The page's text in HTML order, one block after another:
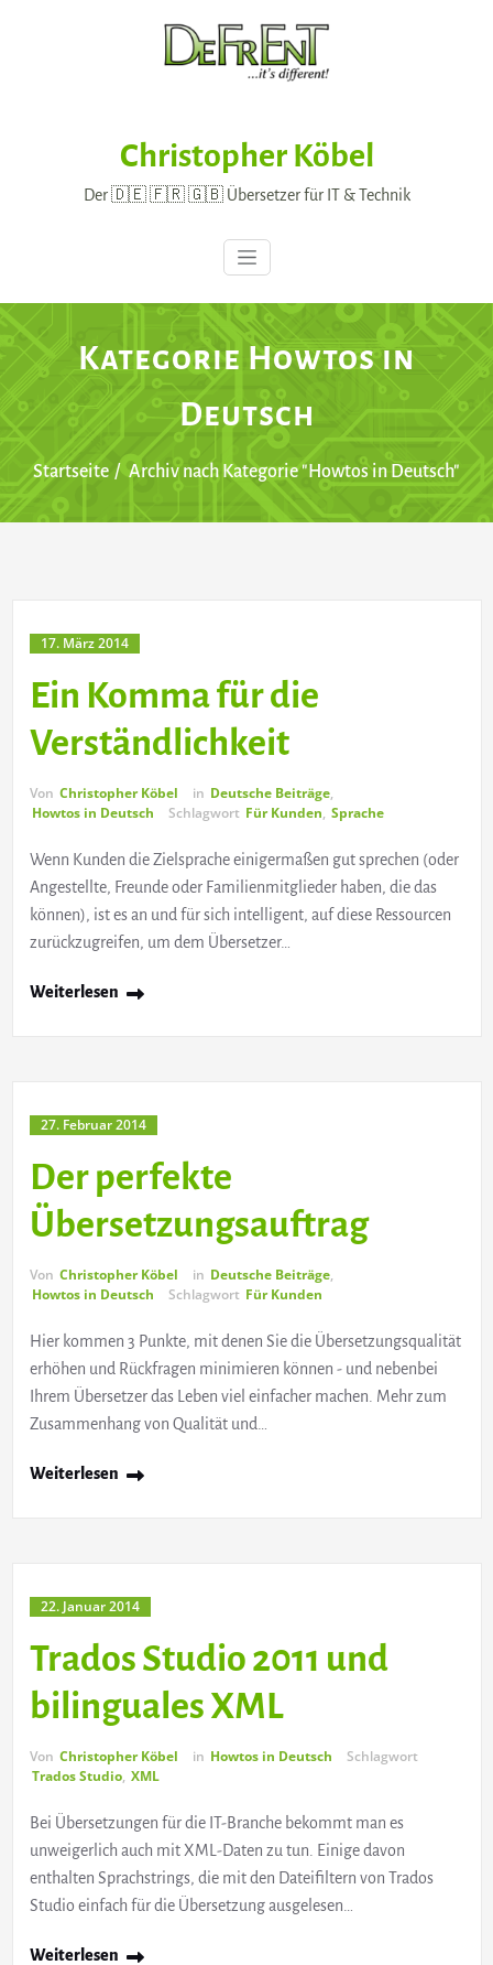
Christopher Köbel
Der 🇩🇪 🇫🇷 🇬🇧 Übersetzer für IT & Technik
Kategorie Howtos in
Deutsch
Startseite Archiv nach Kategorie "Howtos in Deutsch"
17. März 2014
Ein Komma für die
Verständlichkeit
Von Christopher Köbel in Deutsche Beiträge,
Howtos in Deutsch
Schlagwort Für Kunden, Sprache
Wenn Kunden die Zielsprache einigermaßen gut sprechen (oder
Angestellte, Freunde oder Familienmitglieder haben, die das
können), ist es an und für sich intelligent, auf diese Ressourcen
zurückzugreifen, um dem Übersetzer…
Weiterlesen
27. Februar 2014
Der perfekte
Übersetzungsauftrag
Von Christopher Köbel in Deutsche Beiträge,
Howtos in Deutsch
Schlagwort Für Kunden
Hier kommen 3 Punkte, mit denen Sie die Übersetzungsqualität
erhöhen und Rückfragen minimieren können - und nebenbei
Ihrem Übersetzer das Leben viel einfacher machen. Mehr zum
Zusammenhang von Qualität und…
Weiterlesen
22. Januar 2014
Trados Studio 2011 und
bilinguales XML
Von Christopher Köbel in Howtos in Deutsch
Schlagwort
Trados Studio, XML
Bei Übersetzungen für die IT-Branche bekommt man es
unweigerlich auch mit XML-Daten zu tun. Einige davon
enthalten Sprachstrings, die mit den Dateifiltern von Trados
Studio einfach für die Übersetzung ausgelesen…
Weiterlesen